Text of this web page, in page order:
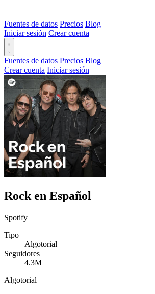
Fuentes de datos Precios Blog
Iniciar sesión Crear cuenta
Fuentes de datos Precios Blog
Crear cuenta Iniciar sesión
Rock en Español
Spotify
Tipo
Algotorial
Seguidores
4.3M
Algotorial